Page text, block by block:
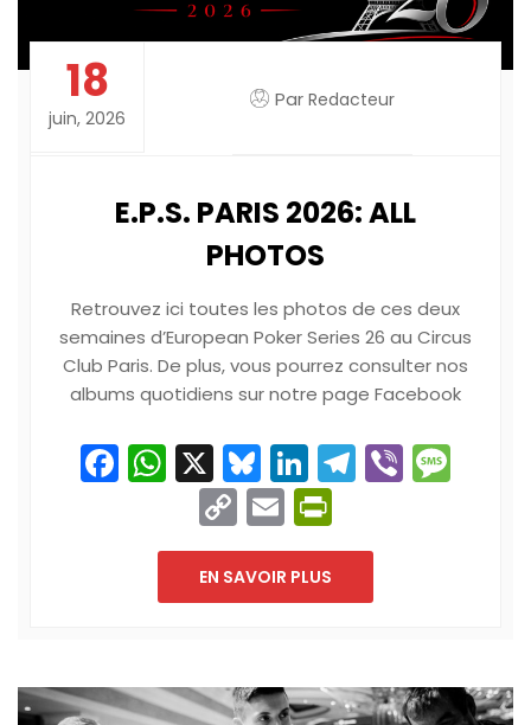
18
juin, 2026
Par Redacteur
E.P.S. PARIS 2026: ALL
PHOTOS
Retrouvez ici toutes les photos de ces deux
semaines d’European Poker Series 26 au Circus
Club Paris. De plus, vous pourrez consulter nos
albums quotidiens sur notre page Facebook
Facebook
WhatsApp
X Bluesky
LinkedIn
Telegram
Viber
Copy
Link
Email
EN SAVOIR PLUS